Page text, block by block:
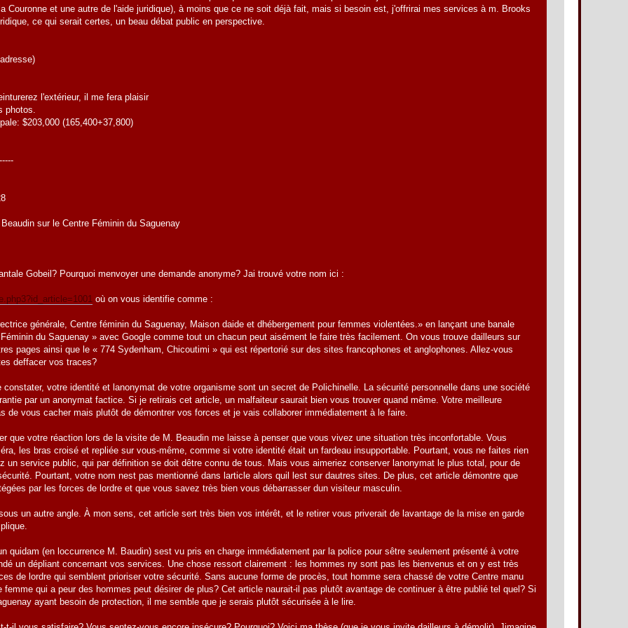
Couronne et une autre de l'aide juridique), à moins que ce ne soit déjà fait, mais si besoin est, j'offrirai mes services à m. Brooks
ce qui serait certes, un beau débat public en perspective.
l'extérieur, il me fera plaisir
$203,000 (165,400+37,800)
sur le Centre Féminin du Saguenay
Gobeil? Pourquoi menvoyer une demande anonyme? Jai trouvé votre nom ici :
où on vous identifie comme :
générale, Centre féminin du Saguenay, Maison daide et dhébergement pour femmes violentées.» en lançant une banale
du Saguenay » avec Google comme tout un chacun peut aisément le faire très facilement. On vous trouve dailleurs sur
pages ainsi que le « 774 Sydenham, Chicoutimi » qui est répertorié sur des sites francophones et anglophones. Allez-vous
deffacer vos traces?
votre identité et lanonymat de votre organisme sont un secret de Polichinelle. La sécurité personnelle dans une société
par un anonymat factice. Si je retirais cet article, un malfaiteur saurait bien vous trouver quand même. Votre meilleure
de vous cacher mais plutôt de démontrer vos forces et je vais collaborer immédiatement à le faire.
que votre réaction lors de la visite de M. Beaudin me laisse à penser que vous vivez une situation très inconfortable. Vous
les bras croisé et repliée sur vous-même, comme si votre identité était un fardeau insupportable. Pourtant, vous ne faites rien
un service public, qui par définition se doit dêtre connu de tous. Mais vous aimeriez conserver lanonymat le plus total, pour de
Pourtant, votre nom nest pas mentionné dans larticle alors quil lest sur dautres sites. De plus, cet article démontre que
par les forces de lordre et que vous savez très bien vous débarrasser dun visiteur masculin.
un autre angle. À mon sens, cet article sert très bien vos intérêt, et le retirer vous priverait de lavantage de la mise en garde
quidam (en loccurrence M. Baudin) sest vu pris en charge immédiatement par la police pour sêtre seulement présenté à votre
un dépliant concernant vos services. Une chose ressort clairement : les hommes ny sont pas les bienvenus et on y est très
de lordre qui semblent prioriser votre sécurité. Sans aucune forme de procès, tout homme sera chassé de votre Centre manu
femme qui a peur des hommes peut désirer de plus? Cet article naurait-il pas plutôt avantage de continuer à être publié tel quel? Si
ayant besoin de protection, il me semble que je serais plutôt sécurisée à le lire.